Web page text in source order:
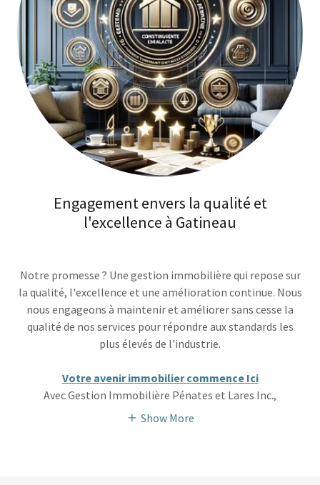
Engagement envers la qualité et
l'excellence à Gatineau
Notre promesse ? Une gestion immobilière qui repose sur
la qualité, l'excellence et une amélioration continue. Nous
nous engageons à maintenir et améliorer sans cesse la
qualité de nos services pour répondre aux standards les
plus élevés de l'industrie.
Votre avenir immobilier commence Ici
Avec Gestion Immobilière Pénates et Lares Inc.,
Show More